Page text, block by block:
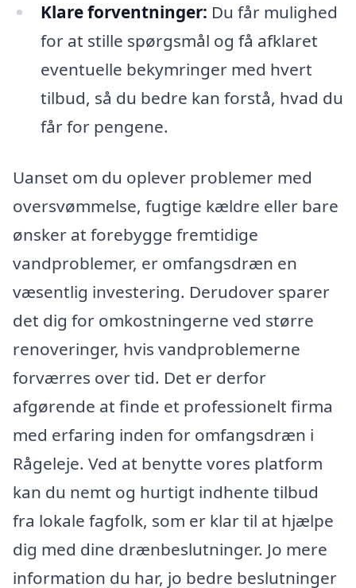
Klare forventninger: Du får mulighed
for at stille spørgsmål og få afklaret
eventuelle bekymringer med hvert
tilbud, så du bedre kan forstå, hvad du
får for pengene.
Uanset om du oplever problemer med
oversvømmelse, fugtige kældre eller bare
ønsker at forebygge fremtidige
vandproblemer, er omfangsdræn en
væsentlig investering. Derudover sparer
det dig for omkostningerne ved større
renoveringer, hvis vandproblemerne
forværres over tid. Det er derfor
afgørende at finde et professionelt firma
med erfaring inden for omfangsdræn i
Rågeleje. Ved at benytte vores platform
kan du nemt og hurtigt indhente tilbud
fra lokale fagfolk, som er klar til at hjælpe
dig med dine drænbeslutninger. Jo mere
information du har, jo bedre beslutninger